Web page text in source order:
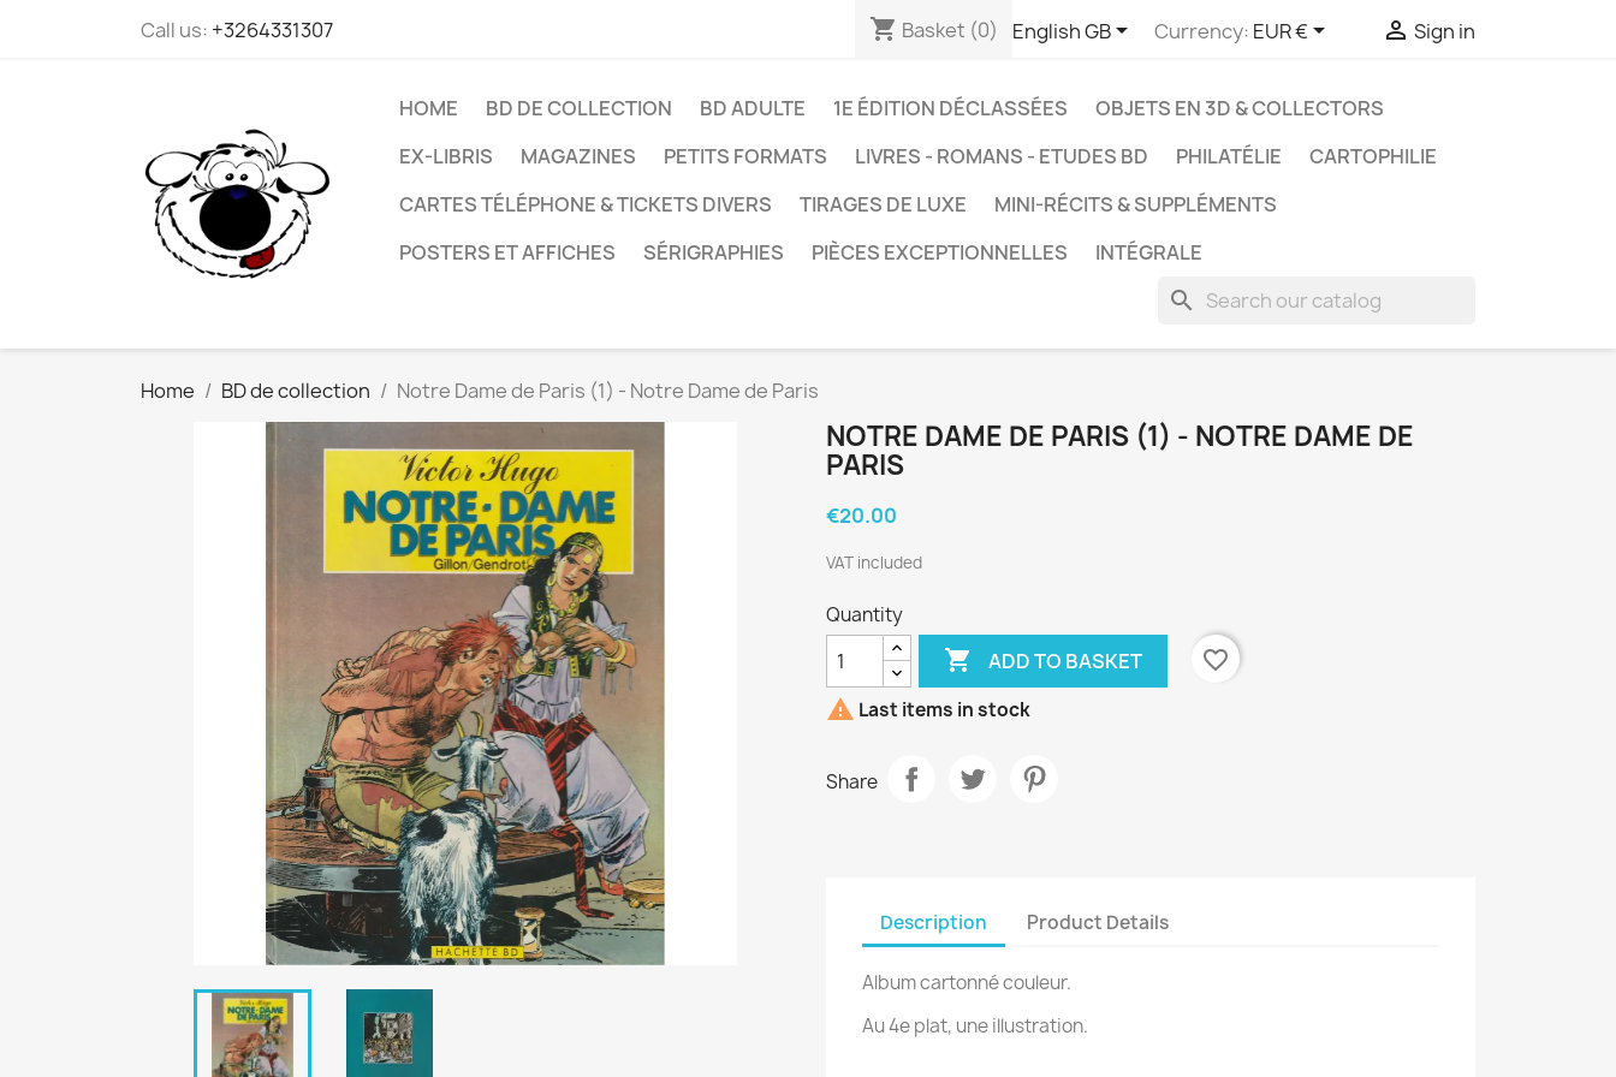
Call us: +3264331307 shopping_cart Basket (0) English GB Currency: EUR €  Sign in
HOME BD DE COLLECTION BD ADULTE 1E ÉDITION DÉCLASSÉES
OBJETS EN 3D & COLLECTORS
EX-LIBRIS
MAGAZINES PETITS FORMATS LIVRES - ROMANS - ETUDES BD PHILATÉLIE
CARTOPHILIE
CARTES TÉLÉPHONE & TICKETS DIVERS
TIRAGES DE LUXE
MINI-RÉCITS & SUPPLÉMENTS
POSTERS ET AFFICHES
SÉRIGRAPHIES PIÈCES EXCEPTIONNELLES INTÉGRALE
search
Home BD de collection Notre Dame de Paris (1) - Notre Dame de Paris
NOTRE DAME DE PARIS (1) - NOTRE DAME DE
PARIS
€20.00
VAT included
Quantity
 ADD TO BASKET
favorite_border
 Last items in stock
Share
Description Product Details
Album cartonné couleur.
Au 4e plat, une illustration.